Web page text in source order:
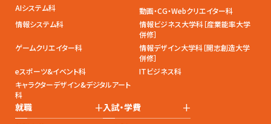
AIシステム科
動画・CG・Webクリエイター科
情報システム科
情報ビジネス大学科［産業能率大学
併修］
ゲームクリエイター科
情報デザイン大学科［開志創造大学
併修］
eスポーツ&イベント科
ITビジネス科
キャラクターデザイン&デジタルアート
科
就職 +入試・学費 +